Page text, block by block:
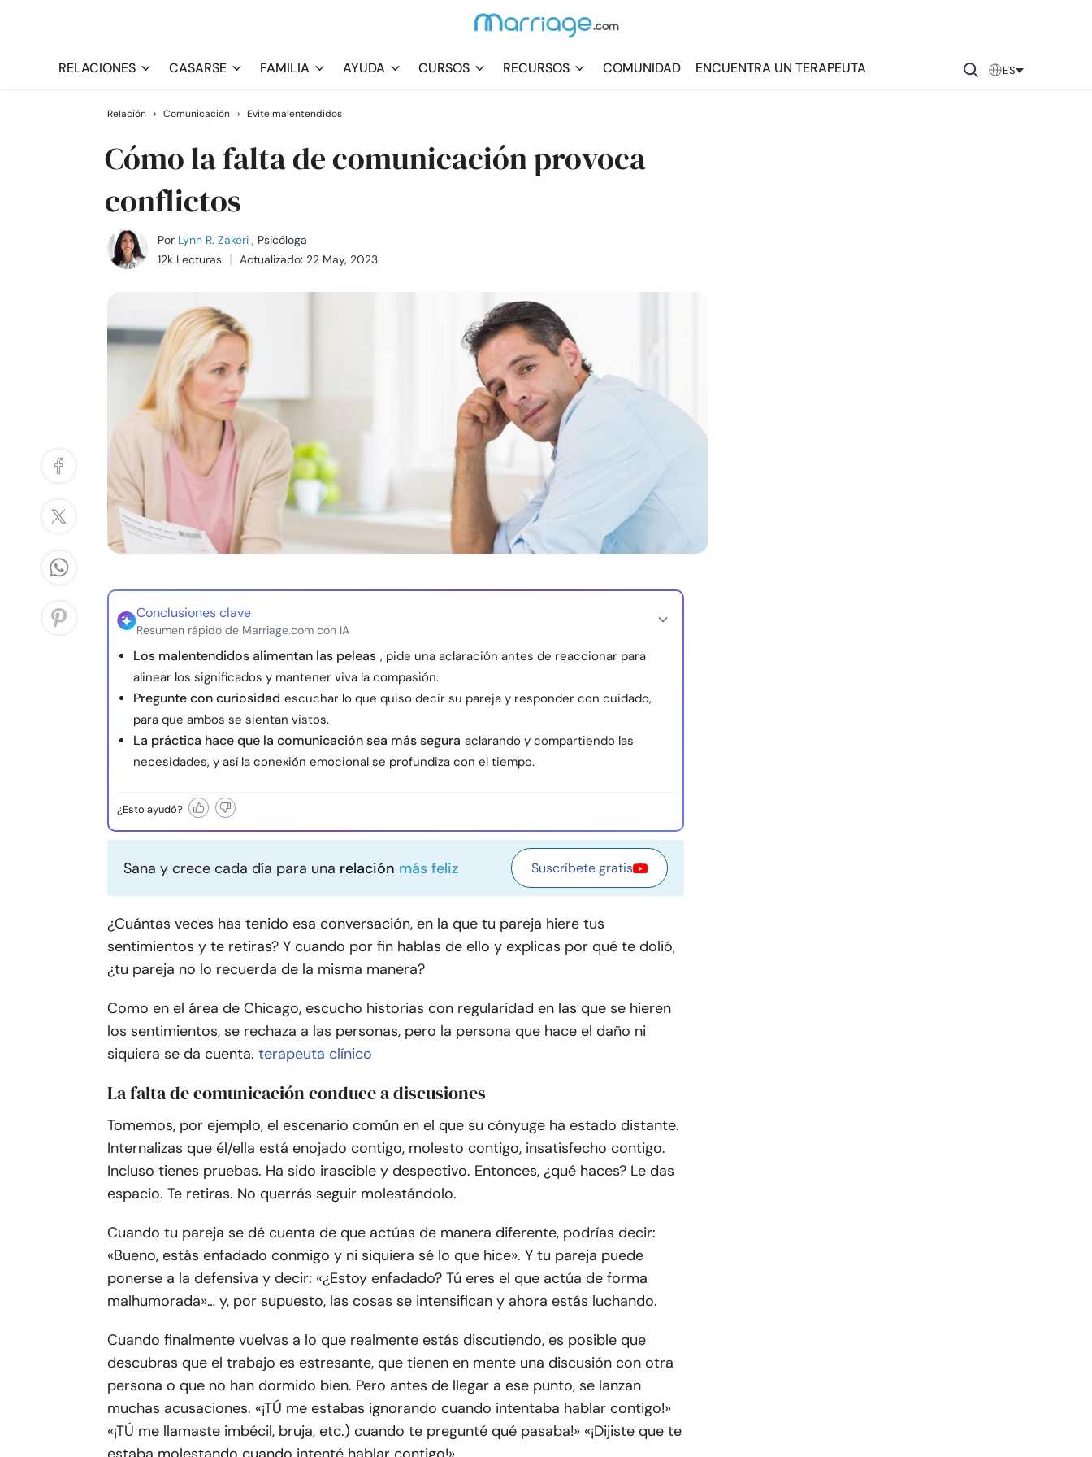
RELACIONES CASARSE FAMILIA AYUDA CURSOS RECURSOS COMUNIDAD ENCUENTRA UN TERAPEUTA ES
Relación › Comunicación › Evite malentendidos
Cómo la falta de comunicación provoca
conflictos
Por Lynn R. Zakeri , Psicóloga
12k Lecturas
Actualizado: 22 May, 2023
Conclusiones clave
Resumen rápido de Marriage.com con IA
Los malentendidos alimentan las peleas , pide una aclaración antes de reaccionar para
alinear los significados y mantener viva la compasión.
Pregunte con curiosidad escuchar lo que quiso decir su pareja y responder con cuidado,
para que ambos se sientan vistos.
La práctica hace que la comunicación sea más segura aclarando y compartiendo las
necesidades, y así la conexión emocional se profundiza con el tiempo.
¿Esto ayudó?
Sana y crece cada día para una relación más feliz Suscríbete gratis
¿Cuántas veces has tenido esa conversación, en la que tu pareja hiere tus
sentimientos y te retiras? Y cuando por fin hablas de ello y explicas por qué te dolió,
¿tu pareja no lo recuerda de la misma manera?
Como en el área de Chicago, escucho historias con regularidad en las que se hieren
los sentimientos, se rechaza a las personas, pero la persona que hace el daño ni
siquiera se da cuenta. terapeuta clínico
La falta de comunicación conduce a discusiones
Tomemos, por ejemplo, el escenario común en el que su cónyuge ha estado distante.
Internalizas que él/ella está enojado contigo, molesto contigo, insatisfecho contigo.
Incluso tienes pruebas. Ha sido irascible y despectivo. Entonces, ¿qué haces? Le das
espacio. Te retiras. No querrás seguir molestándolo.
Cuando tu pareja se dé cuenta de que actúas de manera diferente, podrías decir:
«Bueno, estás enfadado conmigo y ni siquiera sé lo que hice». Y tu pareja puede
ponerse a la defensiva y decir: «¿Estoy enfadado? Tú eres el que actúa de forma
malhumorada»… y, por supuesto, las cosas se intensifican y ahora estás luchando.
Cuando finalmente vuelvas a lo que realmente estás discutiendo, es posible que
descubras que el trabajo es estresante, que tienen en mente una discusión con otra
persona o que no han dormido bien. Pero antes de llegar a ese punto, se lanzan
muchas acusaciones. «¡TÚ me estabas ignorando cuando intentaba hablar contigo!»
«¡TÚ me llamaste imbécil, bruja, etc.) cuando te pregunté qué pasaba!» «¡Dijiste que te